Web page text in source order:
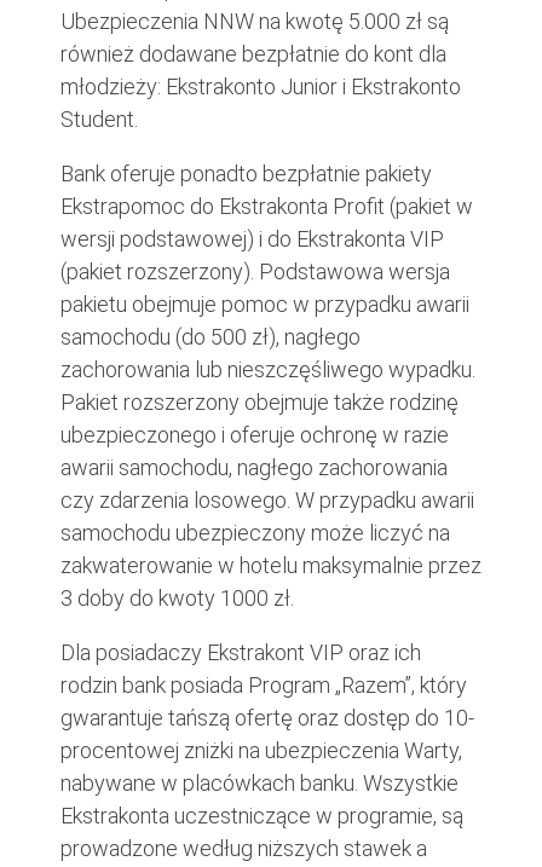
Ubezpieczenia NNW na kwotę 5.000 zł są
również dodawane bezpłatnie do kont dla
młodzieży: Ekstrakonto Junior i Ekstrakonto
Student.
Bank oferuje ponadto bezpłatnie pakiety
Ekstrapomoc do Ekstrakonta Profit (pakiet w
wersji podstawowej) i do Ekstrakonta VIP
(pakiet rozszerzony). Podstawowa wersja
pakietu obejmuje pomoc w przypadku awarii
samochodu (do 500 zł), nagłego
zachorowania lub nieszczęśliwego wypadku.
Pakiet rozszerzony obejmuje także rodzinę
ubezpieczonego i oferuje ochronę w razie
awarii samochodu, nagłego zachorowania
czy zdarzenia losowego. W przypadku awarii
samochodu ubezpieczony może liczyć na
zakwaterowanie w hotelu maksymalnie przez
3 doby do kwoty 1000 zł.
Dla posiadaczy Ekstrakont VIP oraz ich
rodzin bank posiada Program „Razem”, który
gwarantuje tańszą ofertę oraz dostęp do 10-
procentowej zniżki na ubezpieczenia Warty,
nabywane w placówkach banku. Wszystkie
Ekstrakonta uczestniczące w programie, są
prowadzone według niższych stawek a